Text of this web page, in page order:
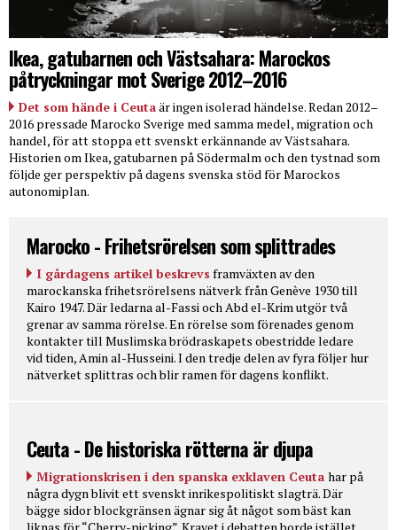
Ikea, gatubarnen och Västsahara: Marockos
påtryckningar mot Sverige 2012–2016
Det som hände i Ceutaär ingen isolerad händelse. Redan 2012–
2016 pressade Marocko Sverige med samma medel, migration och
handel, för att stoppa ett svenskt erkännande av Västsahara.
Historien om Ikea, gatubarnen på Södermalm och den tystnad som
följde ger perspektiv på dagens svenska stöd för Marockos
autonomiplan.
Marocko - Frihetsrörelsen som splittrades
I gårdagens artikel beskrevs framväxten av den
marockanska frihetsrörelsens nätverk från Genève 1930 till
Kairo 1947. Där ledarna al-Fassi och Abd el-Krim utgör två
grenar av samma rörelse. En rörelse som förenades genom
kontakter till Muslimska brödraskapets obestridde ledare
vid tiden, Amin al-Husseini. I den tredje delen av fyra följer hur
nätverket splittras och blir ramen för dagens konflikt.
Ceuta - De historiska rötterna är djupa
Migrationskrisen i den spanska exklaven Ceuta har på
några dygn blivit ett svenskt inrikespolitiskt slagträ. Där
bägge sidor blockgränsen ägnar sig åt något som bäst kan